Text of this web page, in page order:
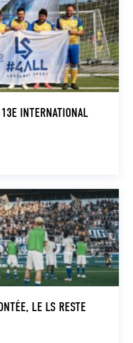
INTERNATIONAL
LE LS RESTE